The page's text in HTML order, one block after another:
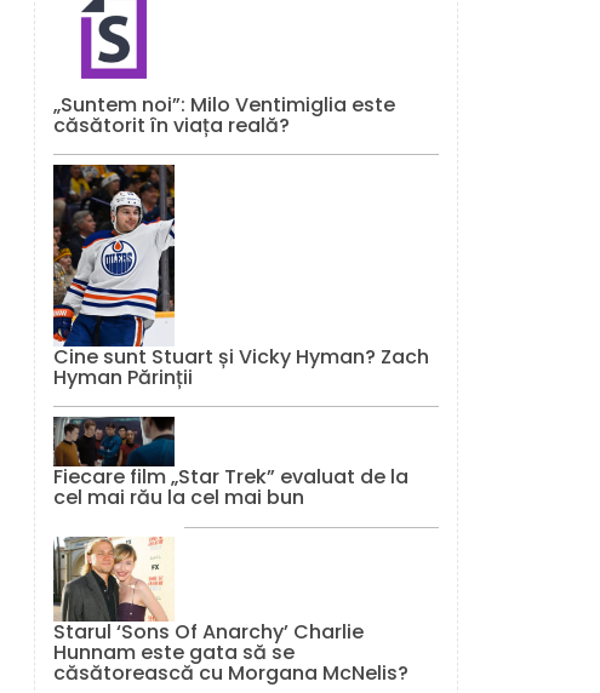
„Suntem noi”: Milo Ventimiglia este
căsătorit în viața reală?
Cine sunt Stuart și Vicky Hyman? Zach
Hyman Părinții
Fiecare film „Star Trek” evaluat de la
cel mai rău la cel mai bun
Starul ‘Sons Of Anarchy’ Charlie
Hunnam este gata să se
căsătorească cu Morgana McNelis?